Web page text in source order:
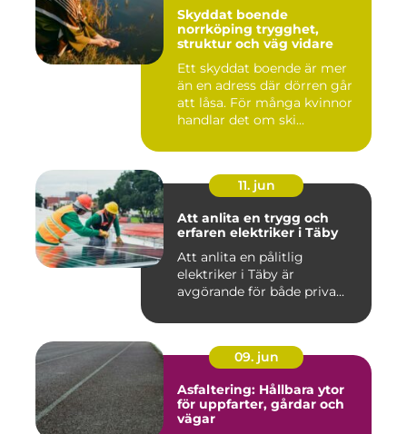
Skyddat boende
norrköping trygghet,
struktur och väg vidare
Ett skyddat boende är mer
än en adress där dörren går
att låsa. För många kvinnor
handlar det om ski...
11. jun
Att anlita en trygg och
erfaren elektriker i Täby
Att anlita en pålitlig
elektriker i Täby är
avgörande för både priva...
09. jun
Asfaltering: Hållbara ytor
för uppfarter, gårdar och
vägar